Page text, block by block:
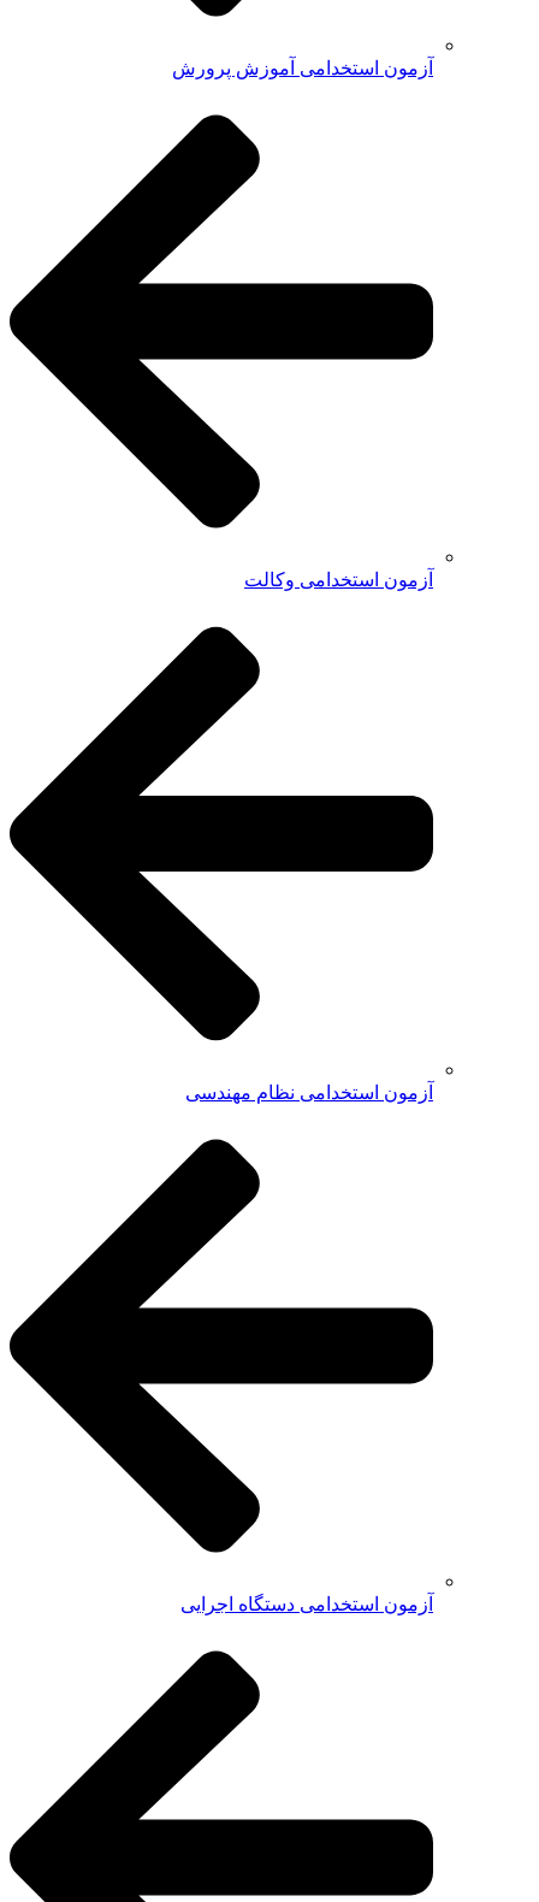
آزمون استخدامی آموزش پرورش
آزمون استخدامی وکالت
آزمون استخدامی نظام مهندسی
آزمون استخدامی دستگاه اجرایی